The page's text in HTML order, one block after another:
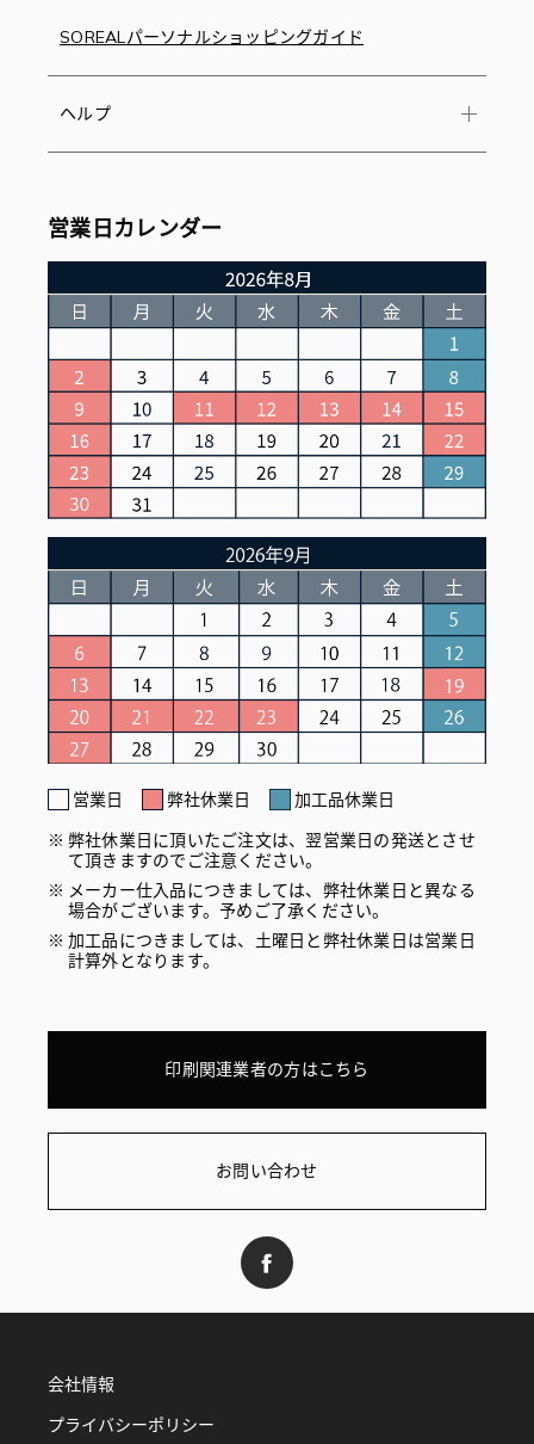
SOREALパーソナルショッピングガイド
ヘルプ
営業日カレンダー
営業日 弊社休業日
加工品休業日
弊社休業日に頂いたご注文は、翌営業日の発送とさせ
て頂きますのでご注意ください。
メーカー仕入品につきましては、弊社休業日と異なる
場合がございます。予めご了承ください。
加工品につきましては、土曜日と弊社休業日は営業日
計算外となります。
印刷関連業者の方はこちら
お問い合わせ
会社情報
プライバシーポリシー